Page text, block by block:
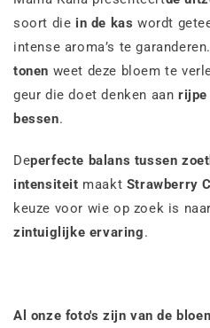
soort die in de kas wordt
intense aroma’s te
tonen weet deze bloem te
geur die doet denken aanrijpe
bessen.
Deperfecte balans tussen
intensiteit maakt Strawberry
keuze voor wie op zoek is
zintuiglijke ervaring.
Al onze foto's zijn van de